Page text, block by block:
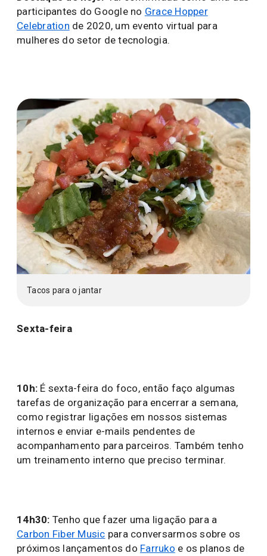
participantes do Google no Grace Hopper
Celebration de 2020, um evento virtual para
mulheres do setor de tecnologia.
Tacos para o jantar
Sexta-feira
10h: É sexta-feira do foco, então faço algumas
tarefas de organização para encerrar a semana,
como registrar ligações em nossos sistemas
internos e enviar e-mails pendentes de
acompanhamento para parceiros. Também tenho
um treinamento interno que preciso terminar.
14h30: Tenho que fazer uma ligação para a
Carbon Fiber Music para conversarmos sobre os
próximos lançamentos do Farruko e os planos de